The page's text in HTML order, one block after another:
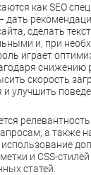
как SEO
дать
сделать
и, при
играет
снижению
скорость
и улучшить
а также
и CSS-
статей.